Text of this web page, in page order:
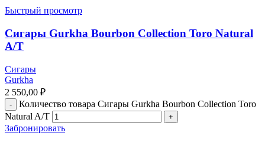
Быстрый просмотр
Сигары Gurkha Bourbon Collection Toro Natural
A/T
Сигары
Gurkha
2 550,00 ₽
Количество товара Сигары Gurkha Bourbon Collection Toro
Natural A/T
Забронировать